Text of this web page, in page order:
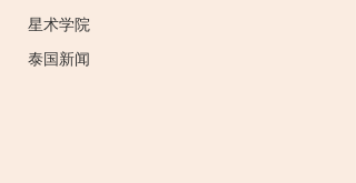
星术学院
泰国新闻